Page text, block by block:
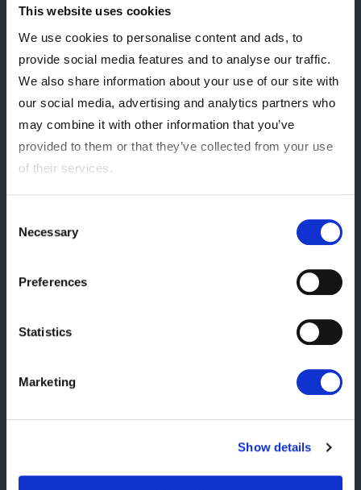
This website uses cookies
We use cookies to personalise content and ads, to
provide social media features and to analyse our traffic.
We also share information about your use of our site with
our social media, advertising and analytics partners who
may combine it with other information that you’ve
provided to them or that they’ve collected from your use
of their services.
Selection
Necessary
Preferences
Statistics
Marketing
Show details
17.07.2025, Donnerstag
Nordtohoku 2 Tage 2025 Ruhm in Hachinohe
Aomori Utley 1. Stock Mehrzweckhalle (Hachinohe Stadt)
Übereinstimmung mit
Ergebnissen
North Tohoku 2 Tage 2025 Ruhm in Akita ~
Spezialsponsoring von FM Akita 40 -jähriges
Ergebnissen